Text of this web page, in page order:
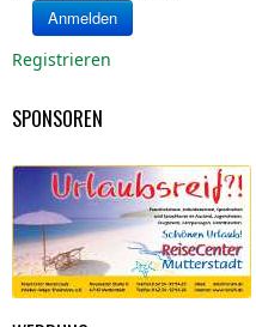
Anmelden
Registrieren
SPONSOREN